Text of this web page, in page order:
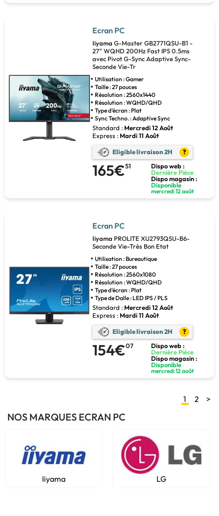
Ecran PC
Iiyama G-Master GB2771QSU-B1 -
27" WQHD 200Hz Fast IPS 0.5ms
avec Pivot G-Sync Adaptive Sync-
Seconde Vie-Tr
Utilisation : Gamer
Taille : 27 pouces
Résolution : 2560x1440
Résolution : WQHD/QHD
Type d'écran : Plat
Sync Techno. : Adaptive Sync
Standard : Mercredi 12 Août
Express : Mardi 11 Août
Eligible livraison 2H ?
165€51
Dispo web :
Dernière Pièce
Dispo magasin :
Disponible
mercredi 12 août
Ecran PC
Iiyama PROLITE XU2793QSU-B6-
Seconde Vie-Très Bon Etat
Utilisation : Bureautique
Taille : 27 pouces
Résolution : 2560x1080
Résolution : WQHD/QHD
Type d'écran : Plat
Type de Dalle : LED IPS / PLS
Standard : Mercredi 12 Août
Express : Mardi 11 Août
Eligible livraison 2H ?
154€07
Dispo web :
Dernière Pièce
Dispo magasin :
Disponible
mercredi 12 août
1 2 >
NOS MARQUES ECRAN PC
Iiyama LG